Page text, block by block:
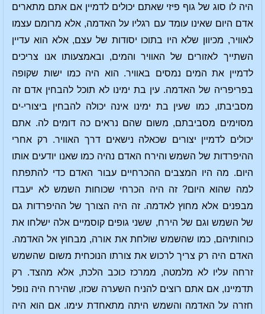
היה לו סוג של גוף פיזי שאתם יכולים לדמיין אם אתם מתארים
אדם היום שאינו עומד עם רגליו על האדמה, אלא מרומם עצמו
לאוויר, מכיוון שלא היו בתוכו יסודות של עצם, אלא הוא עדיין
השתייך לאזורים של האוויר והמים, ובאמצעותו אנו צריכים
לדמיין את המים נמסים באוויר. הוא היה כמו ישות שקופה
בפריפריה של האדמה. עין בת ימינו לא תוכל להבחין אדם זה
מסביבתו, כמו שעין בת ימינו אינה יכולה להבחין ביצורי-ים
מסוימים מסביבתם, משום שהם נראים כה דומים לה. אתם
יכולים לדמיין יצורים שכאלה נישאים דרך האוויר. רק אחרי
ההיפרדות של השמש והירח האדם נהיה כמו שאנו יודעים אותו
היום. מה היו המצבים ההכרחיים עבור האדם כדי להתפתח
למה שהוא היום? זה היה הכרחי שכוחות השמש לא יעבדו
מבפנים אלא מחוץ לאדמה. זה היה הצורך של ההיפרדות גם
של השמש וגם של הירח, ששני גופים קוסמיים אלה ישלחו את
כוחותיהם, כמו שהשמש שולחת את אורה, מבחוץ אל האדמה.
האדם היה רק צריך לרכוש את צורתו הנוכחית משום שהשמש
זרחה עליו לא מלמטה, ממרכז כוכב הלכת, אלא מהצד. רק
תדמיינו, אם אתם רוצים להניח השערה שכזו, שהירח היה נופל
חזרה על האדמה והשמש היתה מתאחדת עימו. אם הוא היה